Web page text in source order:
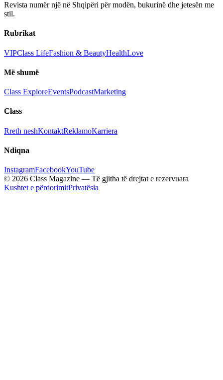
Revista numër një në Shqipëri për modën, bukurinë dhe jetesën me
stil.
Rubrikat
VIPClass LifeFashion & BeautyHealthLove
Më shumë
Class ExploreEventsPodcastMarketing
Class
Rreth neshKontaktReklamoKarriera
Ndiqna
InstagramFacebookYouTube
© 2026 Class Magazine — Të gjitha të drejtat e rezervuara
Kushtet e përdorimitPrivatësia